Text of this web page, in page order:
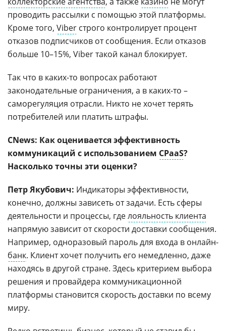
проводить рассылки с помощью этой платформы.
Кроме того, Viber строго контролирует процент
отказов подписчиков от сообщения. Если отказов
больше 10–15%, Viber такой канал блокирует.
Так что в каких-то вопросах работают
законодательные ограничения, а в каких-то –
саморегуляция отрасли. Никто не хочет терять
потребителей или платить штрафы.
CNews: Как оценивается эффективность
коммуникаций с использованием CPaaS?
Насколько точны эти оценки?
Петр Якубович: Индикаторы эффективности,
конечно, должны зависеть от задачи. Есть сферы
деятельности и процессы, гделояльность клиента
напрямую зависит от скорости доставки сообщения.
Например, одноразовый пароль для входа в онлайн-
банк. Клиент хочет получить его немедленно, даже
находясь в другой стране. Здесь критерием выбора
решения и провайдера коммуникационной
платформы становится скорость доставки по всему
миру.